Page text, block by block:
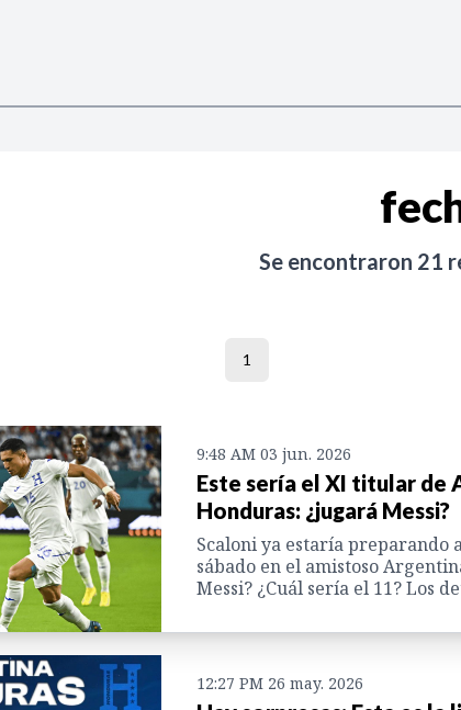
Se encontraron 21
1
9:48 AM 03 jun. 2026
Este sería el XI titular de
Honduras: ¿jugará Messi?
Scaloni ya estaría preparando
sábado en el amistoso
Messi? ¿Cuál sería el 11? Los
12:27 PM 26 may. 2026